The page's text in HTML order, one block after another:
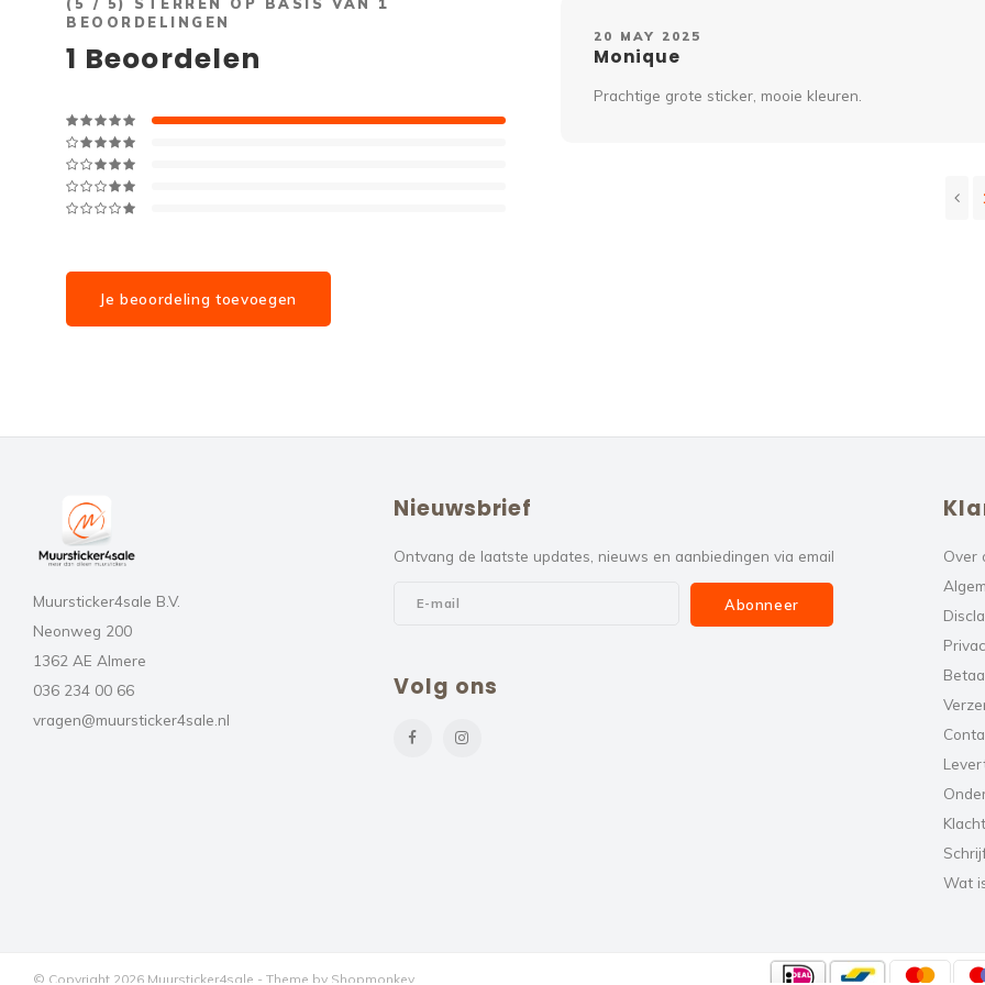
BEOORDELINGEN
1 Beoordelen
Je beoordeling toevoegen
20 MAY 2025
Monique
Prachtige grote sticker, mooie kleuren.
Muursticker4sale B.V.
Neonweg 200
1362 AE Almere
036 234 00 66
vragen@muursticker4sale.nl
Nieuwsbrief
Ontvang de laatste updates, nieuws en aanbiedingen via email
Abonneer
Volg ons
Over
Wat
© Copyright 2026 Muursticker4sale - Theme by Shopmonkey